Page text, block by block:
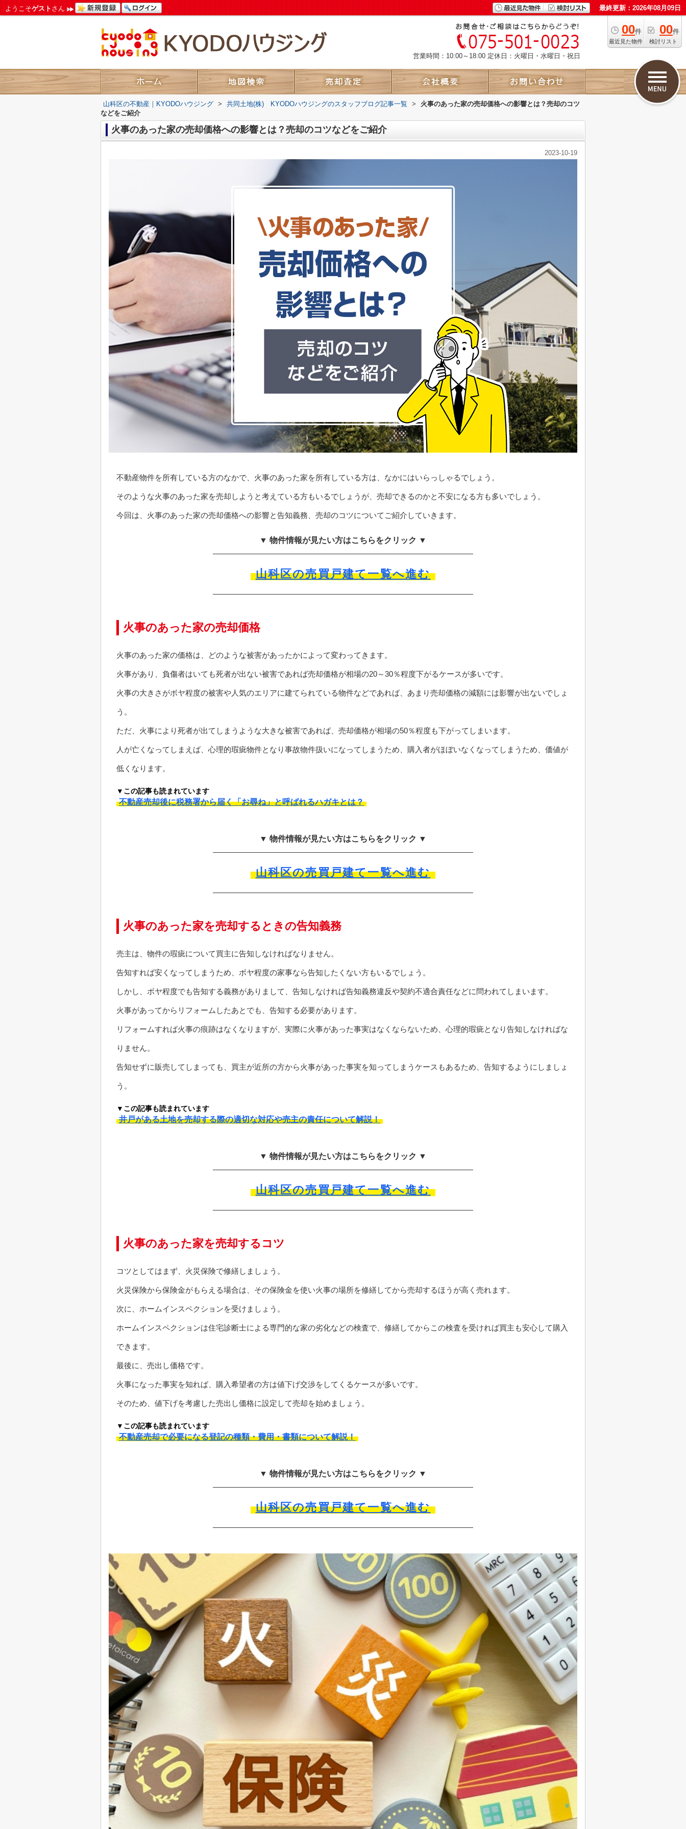
ようこそゲストさん 最終更新：2026年08月09日
00件
最近見た物件
00件
検討リスト
営業時間：10:00～18:00 定休日：火曜日・水曜日・祝日
山科区の不動産｜KYODOハウジング > 共同土地(株) KYODOハウジングのスタッフブログ記事一覧 >
火事のあった家の売却価格への影響とは？売却のコツ
などをご紹介
火事のあった家の売却価格への影響とは？売却のコツなどをご紹介
2023-10-19
不動産物件を所有している方のなかで、火事のあった家を所有している方は、なかにはいらっしゃるでしょう。
そのような火事のあった家を売却しようと考えている方もいるでしょうが、売却できるのかと不安になる方も多いでしょう。
今回は、火事のあった家の売却価格への影響と告知義務、売却のコツについてご紹介していきます。
▼ 物件情報が見たい方はこちらをクリック ▼
山科区の売買戸建て一覧へ進む
火事のあった家の売却価格
火事のあった家の価格は、どのような被害があったかによって変わってきます。
火事があり、負傷者はいても死者が出ない被害であれば売却価格が相場の20～30％程度下がるケースが多いです。
火事の大きさがボヤ程度の被害や人気のエリアに建てられている物件などであれば、あまり売却価格の減額には影響が出ないでしょ
う。
ただ、火事により死者が出てしまうような大きな被害であれば、売却価格が相場の50％程度も下がってしまいます。
人が亡くなってしまえば、心理的瑕疵物件となり事故物件扱いになってしまうため、購入者がほぼいなくなってしまうため、価値が
低くなります。
▼この記事も読まれています
不動産売却後に税務署から届く「お尋ね」と呼ばれるハガキとは？
▼ 物件情報が見たい方はこちらをクリック ▼
山科区の売買戸建て一覧へ進む
火事のあった家を売却するときの告知義務
売主は、物件の瑕疵について買主に告知しなければなりません。
告知すれば安くなってしまうため、ボヤ程度の家事なら告知したくない方もいるでしょう。
しかし、ボヤ程度でも告知する義務がありまして、告知しなければ告知義務違反や契約不適合責任などに問われてしまいます。
火事があってからリフォームしたあとでも、告知する必要があります。
リフォームすれば火事の痕跡はなくなりますが、実際に火事があった事実はなくならないため、心理的瑕疵となり告知しなければな
りません。
告知せずに販売してしまっても、買主が近所の方から火事があった事実を知ってしまうケースもあるため、告知するようにしましょ
う。
▼この記事も読まれています
井戸がある土地を売却する際の適切な対応や売主の責任について解説！
▼ 物件情報が見たい方はこちらをクリック ▼
山科区の売買戸建て一覧へ進む
火事のあった家を売却するコツ
コツとしてはまず、火災保険で修繕しましょう。
火災保険から保険金がもらえる場合は、その保険金を使い火事の場所を修繕してから売却するほうが高く売れます。
次に、ホームインスペクションを受けましょう。
ホームインスペクションは住宅診断士による専門的な家の劣化などの検査で、修繕してからこの検査を受ければ買主も安心して購入
できます。
最後に、売出し価格です。
火事になった事実を知れば、購入希望者の方は値下げ交渉をしてくるケースが多いです。
そのため、値下げを考慮した売出し価格に設定して売却を始めましょう。
▼この記事も読まれています
不動産売却で必要になる登記の種類・費用・書類について解説！
▼ 物件情報が見たい方はこちらをクリック ▼
山科区の売買戸建て一覧へ進む